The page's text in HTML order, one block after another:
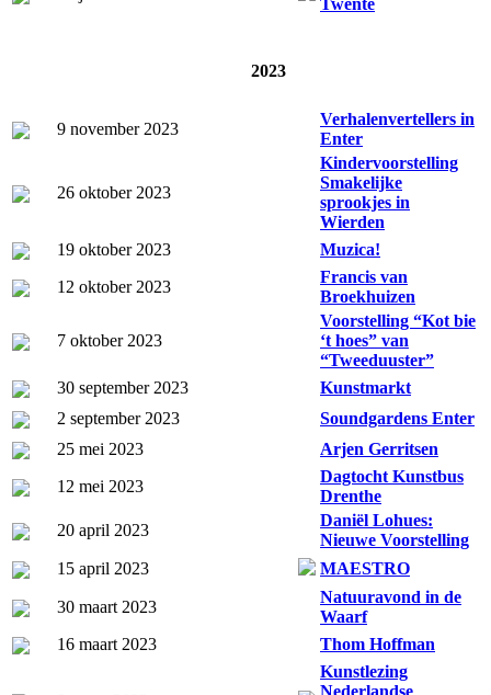
2023
9 november 2023
Verhalenvertellers in
Enter
26 oktober 2023
Kindervoorstelling
Smakelijke
sprookjes in
Wierden
19 oktober 2023
Muzica!
12 oktober 2023
Francis van
Broekhuizen
7 oktober 2023
Voorstelling “Kot bie
‘t hoes” van
“Tweeduuster”
30 september 2023
Kunstmarkt
2 september 2023
Soundgardens Enter
25 mei 2023
Arjen Gerritsen
12 mei 2023
Dagtocht Kunstbus
Drenthe
20 april 2023
Daniël Lohues:
Nieuwe Voorstelling
15 april 2023
MAESTRO
30 maart 2023
Natuuravond in de
Waarf
16 maart 2023
Thom Hoffman
Kunstlezing
Nederlandse